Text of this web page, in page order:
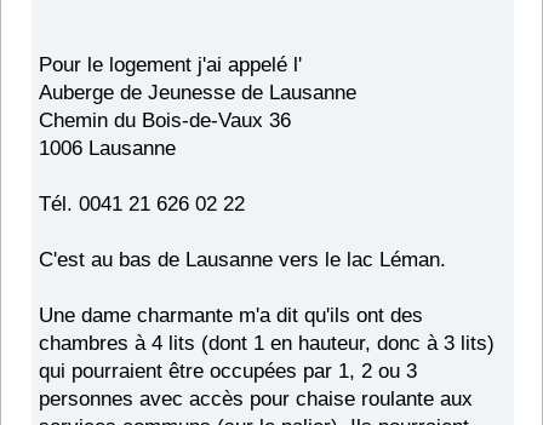
Pour le logement j'ai appelé l'
Auberge de Jeunesse de Lausanne
Chemin du Bois-de-Vaux 36
1006 Lausanne
Tél. 0041 21 626 02 22
C'est au bas de Lausanne vers le lac Léman.
Une dame charmante m'a dit qu'ils ont des
chambres à 4 lits (dont 1 en hauteur, donc à 3 lits)
qui pourraient être occupées par 1, 2 ou 3
personnes avec accès pour chaise roulante aux